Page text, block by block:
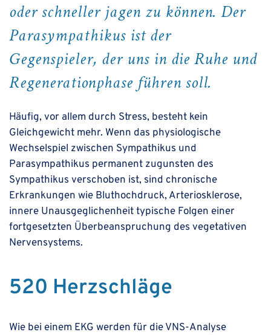
oder schneller jagen zu können. Der
Parasympathikus ist der
Gegenspieler, der uns in die Ruhe und
Regenerationphase führen soll.
Häufig, vor allem durch Stress, besteht kein
Gleichgewicht mehr. Wenn das physiologische
Wechselspiel zwischen Sympathikus und
Parasympathikus permanent zugunsten des
Sympathikus verschoben ist, sind chronische
Erkrankungen wie Bluthochdruck, Arteriosklerose,
innere Unausgeglichenheit typische Folgen einer
fortgesetzten Überbeanspruchung des vegetativen
Nervensystems.
520 Herzschläge
Wie bei einem EKG werden für die VNS-Analyse